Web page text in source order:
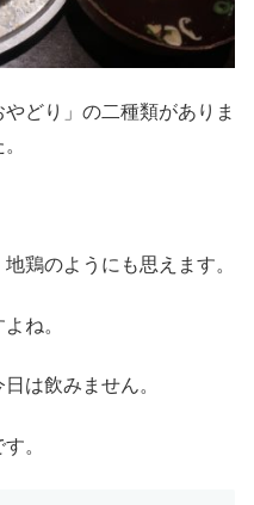
どり」の二種類がありま
鶏のようにも思えます。
ね。
は飲みません。
。